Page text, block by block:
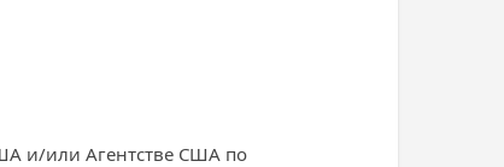
и/или Агентстве США по